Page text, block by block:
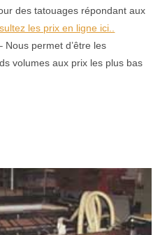
des tatouages répondant aux
les prix en ligne ici..
Nous permet d’être les
volumes aux prix les plus bas